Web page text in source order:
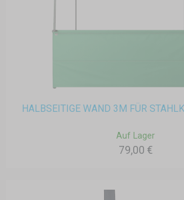
HALBSEITIGE WAND 3M FÜR
Auf Lager
79,00 €